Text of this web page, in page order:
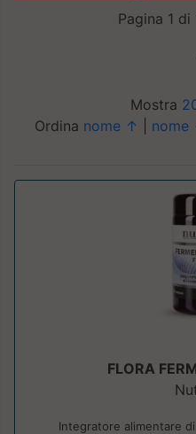
Pagina 1 di
Mostra
Ordina nome ↑ nome
FLORA
Integratore alimentare